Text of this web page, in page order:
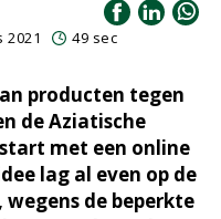
49 sec
producten tegen
de Aziatische
met een online
lag al even op de
de beperkte